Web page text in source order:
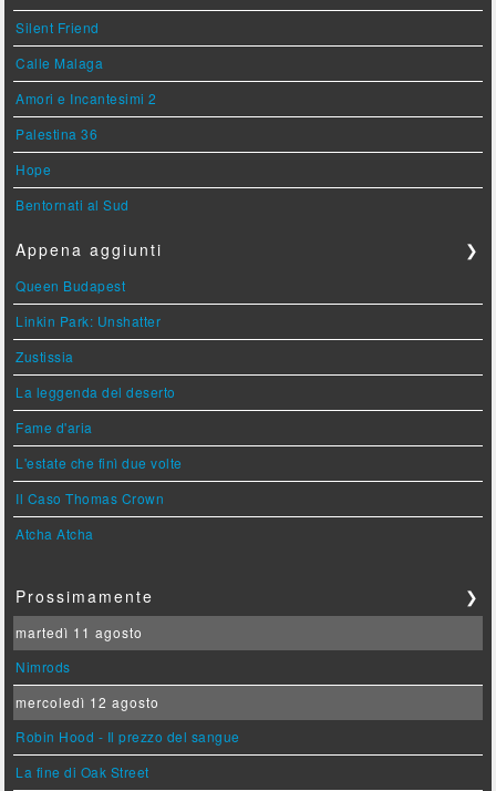
Silent Friend
Calle Malaga
Amori e Incantesimi 2
Palestina 36
Hope
Bentornati al Sud
Appena aggiunti ❯
Queen Budapest
Linkin Park: Unshatter
Zustissia
La leggenda del deserto
Fame d'aria
L'estate che finì due volte
Il Caso Thomas Crown
Atcha Atcha
Prossimamente ❯
martedì 11 agosto
Nimrods
mercoledì 12 agosto
Robin Hood - Il prezzo del sangue
La fine di Oak Street